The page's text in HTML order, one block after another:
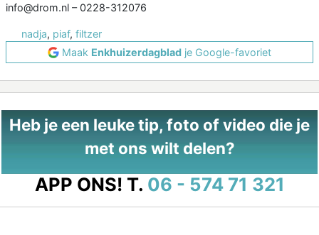
info@drom.nl – 0228-312076
nadja, piaf, filtzer
Maak Enkhuizerdagblad je Google-favoriet
Heb je een leuke tip, foto of video die je
met ons wilt delen?
APP ONS! T. 06 - 574 71 321